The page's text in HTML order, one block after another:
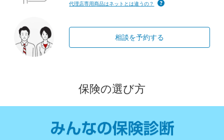
代理店専用商品はネットとは違うの？
相談を予約する
保険の選び方